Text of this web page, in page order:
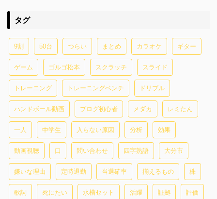
タグ
9割 50台 つらい まとめ カラオケ ギター
ゲーム ゴルゴ松本 スクラッチ スライド
トレーニング トレーニングベンチ ドリブル
ハンドボール動画 ブログ初心者 メダカ レミたん
一人 中学生 入らない原因 分析 効果
動画視聴 口 問い合わせ 四字熟語 大分市
嫌いな理由 定時退勤 当選確率 揃えるもの 株
歌詞 死にたい 水槽セット 活躍 証拠 評価